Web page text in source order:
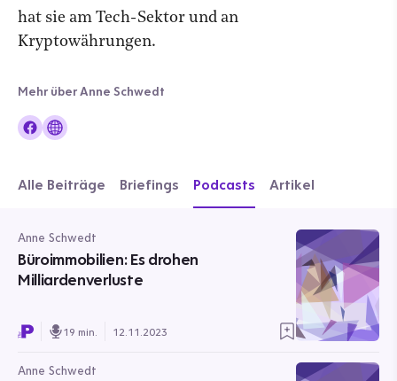
hat sie am Tech-Sektor und an
Kryptowährungen.
Mehr über Anne Schwedt
Alle Beiträge Briefings Podcasts Artikel
Anne Schwedt
Büroimmobilien: Es drohen
Milliardenverluste
19 min. 12.11.2023
Anne Schwedt